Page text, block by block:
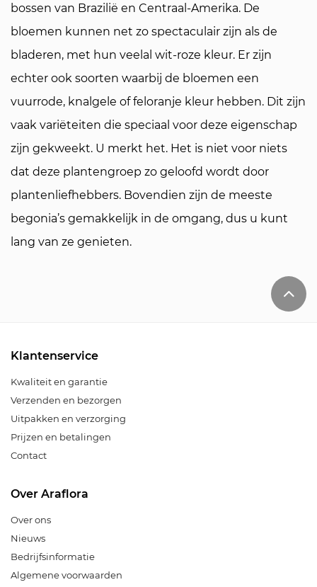
bossen van Brazilië en Centraal-Amerika. De
bloemen kunnen net zo spectaculair zijn als de
bladeren, met hun veelal wit-roze kleur. Er zijn
echter ook soorten waarbij de bloemen een
vuurrode, knalgele of feloranje kleur hebben. Dit zijn
vaak variëteiten die speciaal voor deze eigenschap
zijn gekweekt. U merkt het. Het is niet voor niets
dat deze plantengroep zo geloofd wordt door
plantenliefhebbers. Bovendien zijn de meeste
begonia’s gemakkelijk in de omgang, dus u kunt
lang van ze genieten.
Klantenservice
Kwaliteit en garantie
Verzenden en bezorgen
Uitpakken en verzorging
Prijzen en betalingen
Contact
Over Araflora
Over ons
Nieuws
Bedrijfsinformatie
Algemene voorwaarden